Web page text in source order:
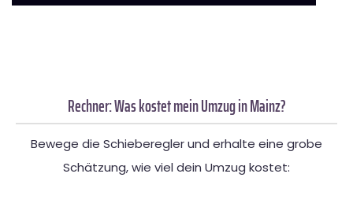
Rechner: Was kostet mein Umzug in Mainz?
Bewege die Schieberegler und erhalte eine grobe
Schätzung, wie viel dein Umzug kostet: